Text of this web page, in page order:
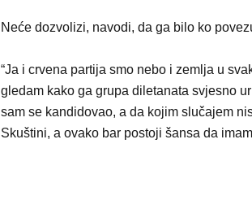
Neće dozvolizi, navodi, da ga bilo ko
“Ja i crvena partija smo nebo i zemlja u
gledam kako ga grupa diletanata svjesno
sam se kandidovao, a da kojim slučajem
Skuštini, a ovako bar postoji šansa da